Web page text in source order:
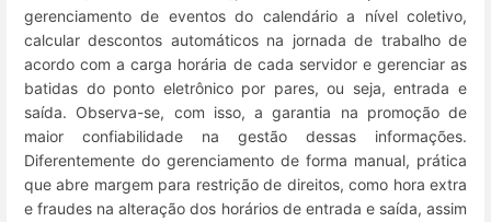
gerenciamento de eventos do calendário a nível coletivo,
calcular descontos automáticos na jornada de trabalho de
acordo com a carga horária de cada servidor e gerenciar as
batidas do ponto eletrônico por pares, ou seja, entrada e
saída. Observa-se, com isso, a garantia na promoção de
maior confiabilidade na gestão dessas informações.
Diferentemente do gerenciamento de forma manual, prática
que abre margem para restrição de direitos, como hora extra
e fraudes na alteração dos horários de entrada e saída, assim